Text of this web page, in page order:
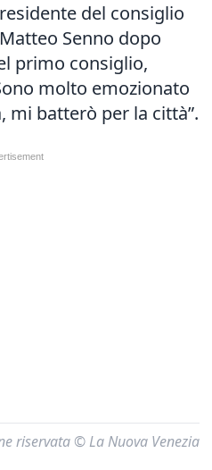
del consiglio
Matteo Senno dopo
primo consiglio,
molto emozionato
mi batterò per la città”.
riservata © La Nuova Venezia